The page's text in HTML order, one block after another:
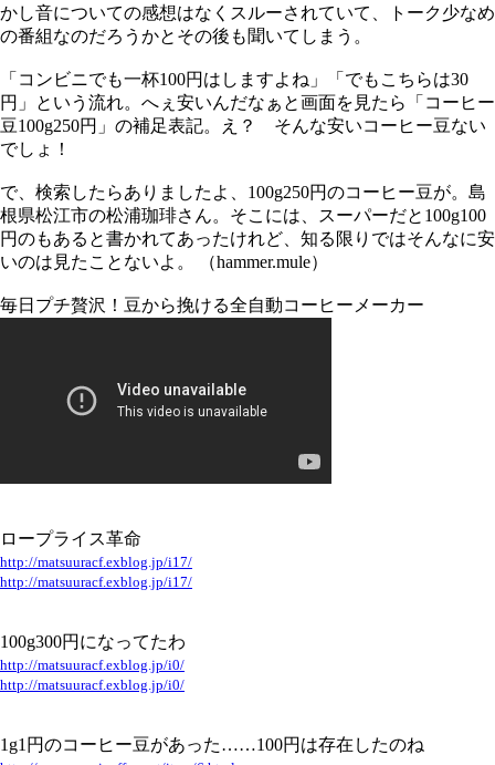
かし音についての感想はなくスルーされていて、トーク少なめ
の番組なのだろうかとその後も聞いてしまう。
「コンビニでも一杯100円はしますよね」「でもこちらは30
円」という流れ。へぇ安いんだなぁと画面を見たら「コーヒー
豆100g250円」の補足表記。え？ そんな安いコーヒー豆ない
でしょ！
で、検索したらありましたよ、100g250円のコーヒー豆が。島
根県松江市の松浦珈琲さん。そこには、スーパーだと100g100
円のもあると書かれてあったけれど、知る限りではそんなに安
いのは見たことないよ。 （hammer.mule）
毎日プチ贅沢！豆から挽ける全自動コーヒーメーカー
ロープライス革命
http://matsuuracf.exblog.jp/i17/
http://matsuuracf.exblog.jp/i17/
100g300円になってたわ
http://matsuuracf.exblog.jp/i0/
http://matsuuracf.exblog.jp/i0/
1g1円のコーヒー豆があった……100円は存在したのね